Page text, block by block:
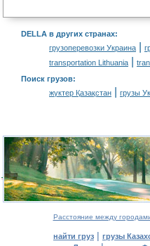
DELLA в других странах:
грузоперевозки Украина
transportation Lithuania
Поиск грузов:
жүктер Қазақстан
грузы
Расстояние между
найти груз | грузы